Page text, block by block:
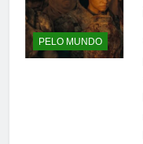
PELO MUNDO